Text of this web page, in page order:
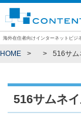
海外在住者向けインターネットビジ
HOME 516サム
516サムネ